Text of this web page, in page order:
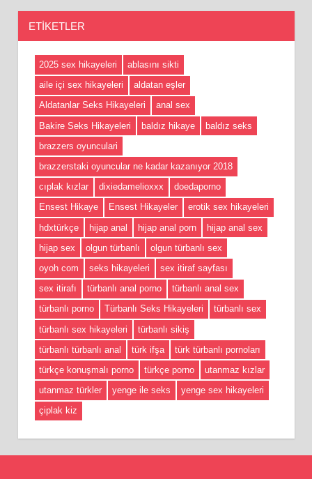
ETIKETLER
2025 sex hikayeleri
ablasını sikti
aile içi sex hikayeleri
aldatan eşler
Aldatanlar Seks Hikayeleri
anal sex
Bakire Seks Hikayeleri
baldız hikaye
baldız seks
brazzers oyunculari
brazzerstaki oyuncular ne kadar kazanıyor 2018
cıplak kızlar
dixiedamelioxxx
doedaporno
Ensest Hikaye
Ensest Hikayeler
erotik sex hikayeleri
hdxtürkçe
hijap anal hijap anal porn
hijap anal sex
hijap sex
olgun türbanlı
olgun türbanlı sex
oyoh com
seks hikayeleri
sex itiraf sayfası
sex itirafı
türbanlı anal porno
türbanlı anal sex
türbanlı porno
Türbanlı Seks Hikayeleri
türbanlı sex
türbanlı sex hikayeleri
türbanlı sikiş
türbanlı türbanlı anal
türk ifşa
türk türbanlı pornoları
türkçe konuşmalı porno
türkçe porno
utanmaz kızlar
utanmaz türkler
yenge ile seks
yenge sex hikayeleri
çiplak kiz